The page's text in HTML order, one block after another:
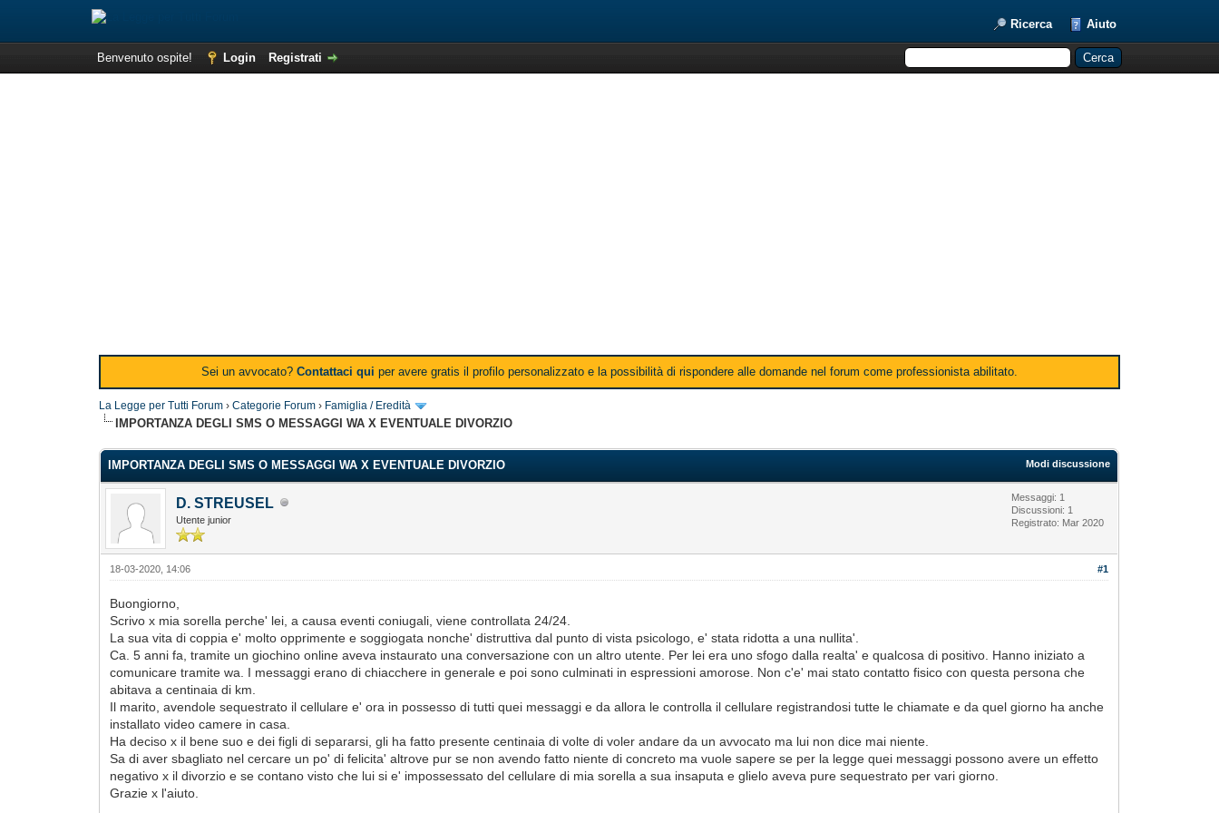
Ricerca Aiuto
Benvenuto ospite! Login Registrati
Sei un avvocato? Contattaci qui per avere gratis il profilo personalizzato e la possibilità di rispondere alle domande nel forum come professionista abilitato.
La Legge per Tutti Forum ›Categorie Forum › Famiglia / Eredità
IMPORTANZA DEGLI SMS O MESSAGGI WA X EVENTUALE DIVORZIO
Modi discussione
IMPORTANZA DEGLI SMS O MESSAGGI WA X EVENTUALE DIVORZIO
D. STREUSEL
Utente junior
Messaggi: 1
Discussioni: 1
Registrato: Mar 2020
#1
18-03-2020, 14:06
Buongiorno,
Scrivo x mia sorella perche' lei, a causa eventi coniugali, viene controllata 24/24.
La sua vita di coppia e' molto opprimente e soggiogata nonche' distruttiva dal punto di vista psicologo, e' stata ridotta a una nullita'.
Ca. 5 anni fa, tramite un giochino online aveva instaurato una conversazione con un altro utente. Per lei era uno sfogo dalla realta' e qualcosa di positivo. Hanno iniziato a
comunicare tramite wa. I messaggi erano di chiacchere in generale e poi sono culminati in espressioni amorose. Non c'e' mai stato contatto fisico con questa persona che
abitava a centinaia di km.
Il marito, avendole sequestrato il cellulare e' ora in possesso di tutti quei messaggi e da allora le controlla il cellulare registrandosi tutte le chiamate e da quel giorno ha anche
installato video camere in casa.
Ha deciso x il bene suo e dei figli di separarsi, gli ha fatto presente centinaia di volte di voler andare da un avvocato ma lui non dice mai niente.
Sa di aver sbagliato nel cercare un po' di felicita' altrove pur se non avendo fatto niente di concreto ma vuole sapere se per la legge quei messaggi possono avere un effetto
negativo x il divorzio e se contano visto che lui si e' impossessato del cellulare di mia sorella a sua insaputa e glielo aveva pure sequestrato per vari giorno.
Grazie x l'aiuto.